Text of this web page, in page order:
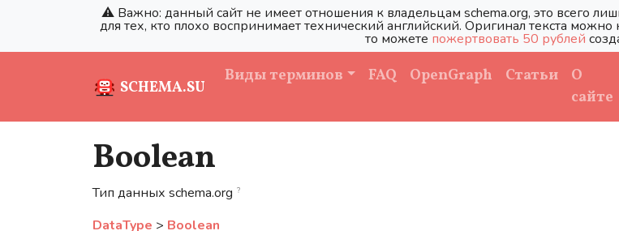
⚠️ Важно: данный сайт не имеет отношения к владельцам schema.org, это всего
для тех, кто плохо воспринимает технический английский. Оригинал текста можно
то можете пожертвовать 50 рублей
SCHEMA.SU
Виды терминов FAQ OpenGraph Статьи
О
сайте
Boolean
Тип данных schema.org ?
DataType > Boolean